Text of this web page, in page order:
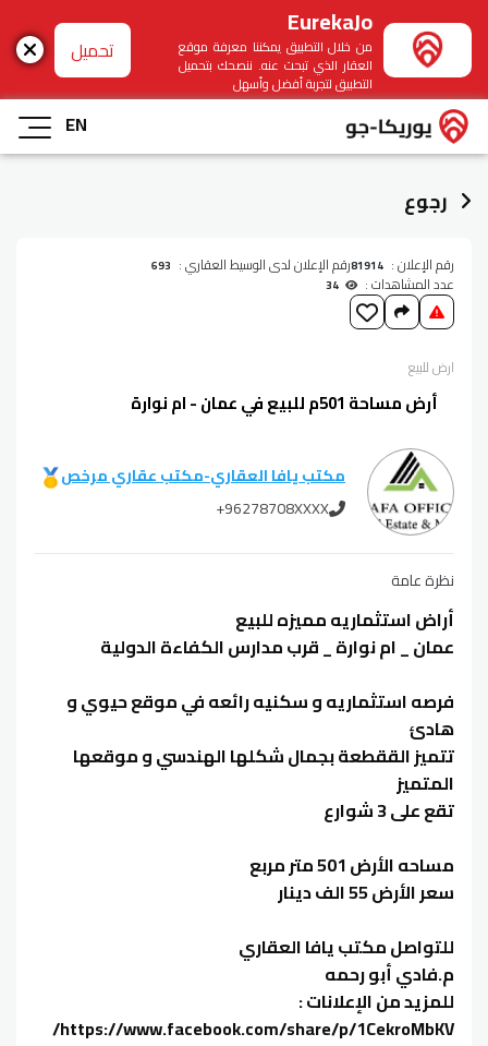
EurekaJo
من خلال التطبيق يمكننا معرفة موقع
العقار الذي تبحث عنه. ننصحك بتحميل
التطبيق لتجربة أفضل وأسهل
تحميل
EN
رجوع
رقم الإعلان : 81914رقم الإعلان لدى الوسيط العقاري : 693
عدد المشاهدات :
ارضللبيع
أرض مساحة 501م للبيع في عمان - ام نوارة
مكتب يافا العقاري-مكتب عقاري مرخص
+96278708XXXX
نظرة عامة
أراض استثماريه مميزه للبيع
عمان _ ام نوارة _ قرب مدارس الكفاءة الدولية
فرصه استثماريه و سكنيه رائعه في موقع حيوي و
هادئ
تتميز الققطعة بجمال شكلها الهندسي و موقعها
المتميز
تقع على 3 شوارع
مساحه الأرض 501 متر مربع
سعر الأرض 55 الف دينار
للتواصل مكتب يافا العقاري
م.فادي أبو رحمه
للمزيد من الإعلانات :
https://www.facebook.com/share/p/1CekroMbKV/